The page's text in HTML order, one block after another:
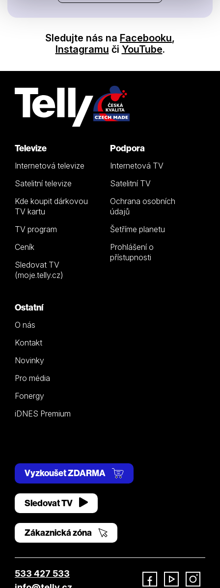
Sledujte nás na Facebooku,
Instagramu či YouTube.
Televize
Internetová televize
Satelitní televize
Kde koupit dárkovou
TV kartu
TV program
Ceník
Sledovat TV
(moje.telly.cz)
Podpora
Internetová TV
Satelitní TV
Ochrana osobních
údajů
Šetříme planetu
Prohlášení o
přístupnosti
Ostatní
O nás
Kontakt
Novinky
Pro média
Fonergy
iDNES Premium
Vyzkoušet ZDARMA
Sledovat TV
Zákaznická zóna
533 427 533